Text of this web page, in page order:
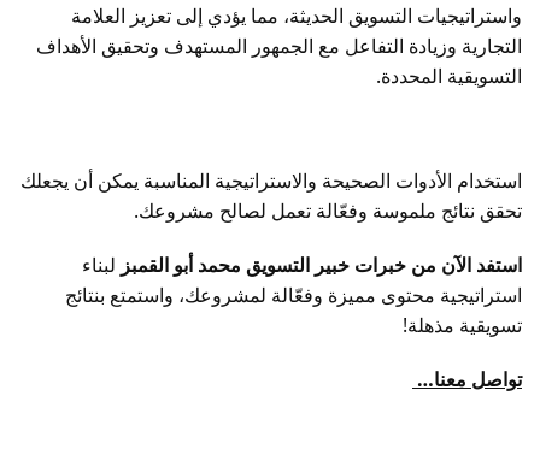
واستراتيجيات التسويق الحديثة، مما يؤدي إلى تعزيز العلامة
التجارية وزيادة التفاعل مع الجمهور المستهدف وتحقيق الأهداف
التسويقية المحددة.
استخدام الأدوات الصحيحة والاستراتيجية المناسبة يمكن أن يجعلك
تحقق نتائج ملموسة وفعّالة تعمل لصالح مشروعك.
استفد الآن من خبرات خبير التسويق محمد أبو القمبز لبناء
استراتيجية محتوى مميزة وفعّالة لمشروعك، واستمتع بنتائج
تسويقية مذهلة!
تواصل معنا…